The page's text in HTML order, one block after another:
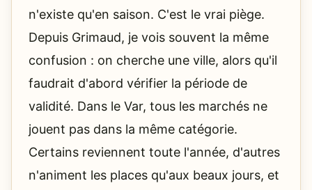
n'existe qu'en saison. C'est le vrai piège.
Depuis Grimaud, je vois souvent la même
confusion : on cherche une ville, alors qu'il
faudrait d'abord vérifier la période de
validité. Dans le Var, tous les marchés ne
jouent pas dans la même catégorie.
Certains reviennent toute l'année, d'autres
n'animent les places qu'aux beaux jours, et